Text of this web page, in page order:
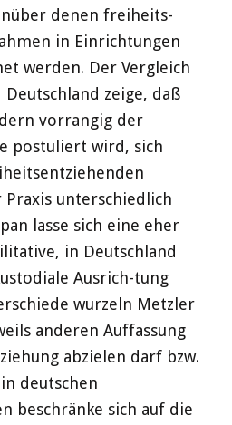
denen freiheits-
in Einrichtungen
werden. Der Vergleich
Deutschland zeige, daß
vorrangig der
postuliert wird, sich
unterschiedlich
lasse sich eine eher
in Deutschland
Ausrich-tung
wurzeln Metzler
anderen Auffassung
abzielen darf bzw.
deutschen
beschränke sich auf die